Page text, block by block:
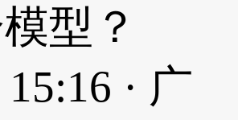
型？
· 广